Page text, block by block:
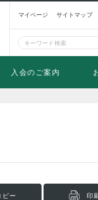
マイページ サイトマップ
入会のご案内
ピー 印刷